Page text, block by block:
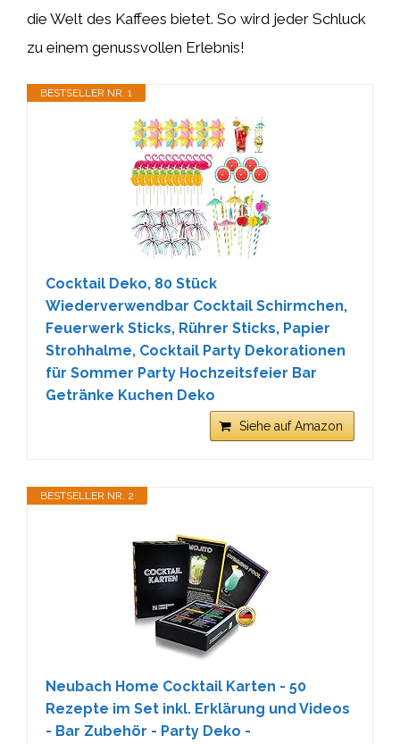
die Welt des Kaffees bietet. So wird jeder Schluck
zu einem genussvollen Erlebnis!
BESTSELLER NR. 1
Cocktail Deko, 80 Stück
Wiederverwendbar Cocktail Schirmchen,
Feuerwerk Sticks, Rührer Sticks, Papier
Strohhalme, Cocktail Party Dekorationen
für Sommer Party Hochzeitsfeier Bar
Getränke Kuchen Deko
Siehe auf Amazon
BESTSELLER NR. 2
Neubach Home Cocktail Karten - 50
Rezepte im Set inkl. Erklärung und Videos
- Bar Zubehör - Party Deko -